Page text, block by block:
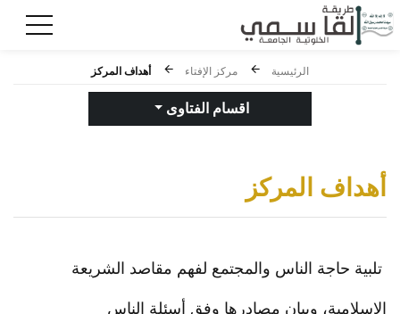
الرئيسية مركز الإفتاء أهداف المركز
اقسام الفتاوى
أهداف المركز
تلبية حاجة الناس والمجتمع لفهم مقاصد الشريعة
الإسلامية، وبيان مصادرها وفق أسئلة الناس